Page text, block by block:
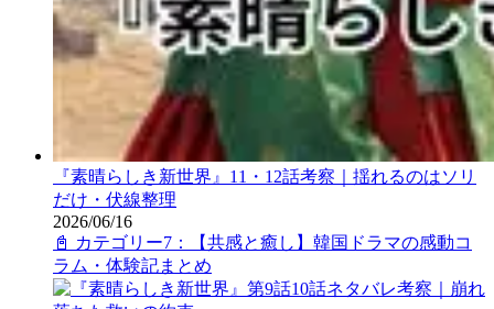
『素晴らしき新世界』11・12話考察｜揺れるのはソリ
だけ・伏線整理
2026/06/16
📓 カテゴリー7：【共感と癒し】韓国ドラマの感動コ
ラム・体験記まとめ